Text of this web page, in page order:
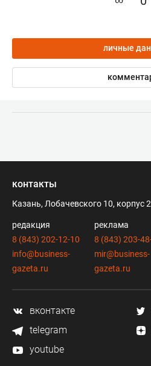
личные
контакты
Казань, Лобачевского 10, корпус 2
редакция
8 (843) 202-12-10
info@business-
gazeta.ru
реклама
8 (843) 203-
mir@business-
gazeta.ru
вконтакте
telegram
youtube